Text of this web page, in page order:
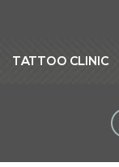
TATTOO CLINIC